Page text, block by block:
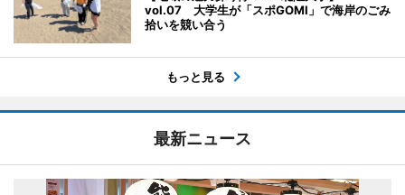
vol.07 大学生が「スポGOMI」で海岸のごみ
拾いを競い合う
もっと見る
最新ニュース